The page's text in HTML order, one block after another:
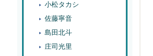
小松タカシ
佐藤寧音
島田北斗
庄司光里